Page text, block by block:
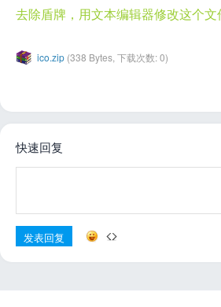
去除盾牌，用文本编辑器修改这个
ico.zip (338 Bytes, 下载次数: 0)
快速回复
发表回复